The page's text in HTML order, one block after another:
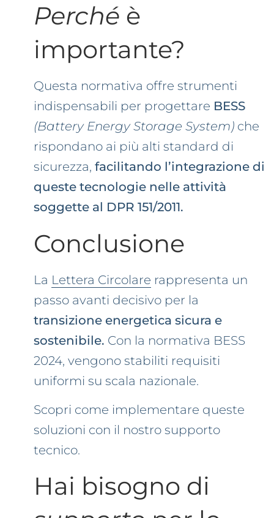
Perché è
importante?
Questa normativa offre strumenti
indispensabili per progettare BESS
(Battery Energy Storage System) che
rispondano ai più alti standard di
sicurezza, facilitando l’integrazione di
queste tecnologie nelle attività
soggette al DPR 151/2011.
Conclusione
La Lettera Circolare rappresenta un
passo avanti decisivo per la
transizione energetica sicura e
sostenibile. Con la normativa BESS
2024, vengono stabiliti requisiti
uniformi su scala nazionale.
Scopri come implementare queste
soluzioni con il nostro supporto
tecnico.
Hai bisogno di